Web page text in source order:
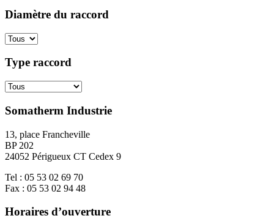
Diamètre du raccord
Type raccord
Somatherm Industrie
13, place Francheville
BP 202
24052 Périgueux CT Cedex 9
Tel : 05 53 02 69 70
Fax : 05 53 02 94 48
Horaires d’ouverture